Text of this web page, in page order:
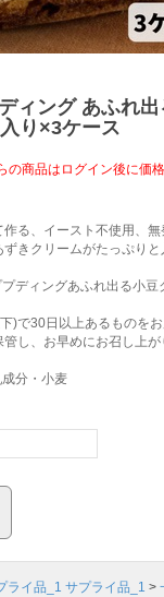
ィング あふれ
り×3ケース
の商品はログイン後に価
る、イースト不使用、
きクリームがたっぷりと
ディングあふれ出る小
)で30日以上あるものをお
し、お早めにお召し上が
分・小麦
ライ品_1 サプライ品_1 >